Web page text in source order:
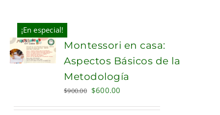
¡En especial!
ADD TO
CART
Montessori en casa:
Aspectos Básicos de la
Metodología
$900.00 Original
$600.00